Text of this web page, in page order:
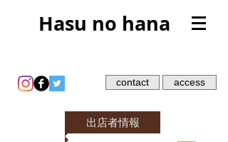
Hasu no hana
contact access
出店者情報